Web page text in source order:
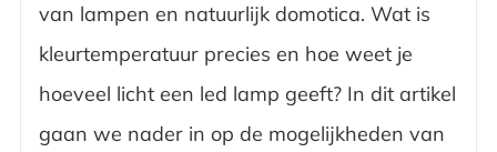
van lampen en natuurlijk domotica. Wat is
kleurtemperatuur precies en hoe weet je
hoeveel licht een led lamp geeft? In dit artikel
gaan we nader in op de mogelijkheden van